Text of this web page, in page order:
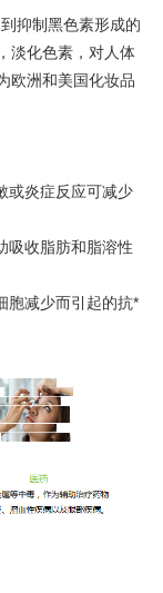
抑制黑色素形成的
淡化色素，对人体
欧洲和美国化妆品
或炎症反应可减少
吸收脂肪和脂溶性
胞减少而引起的抗*